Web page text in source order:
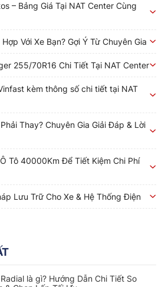
– Bảng Giá Tại NAT Center Cùng
Với Xe Bạn? Gợi Ý Từ Chuyên Gia
255/70R16 Chi Tiết Tại NAT Center
kèm thông số chi tiết tại NAT
Thay? Chuyên Gia Giải Đáp & Lời
Tô 40000Km Để Tiết Kiệm Chi Phí
Lưu Trữ Cho Xe & Hệ Thống Điện
là gì? Hướng Dẫn Chi Tiết So